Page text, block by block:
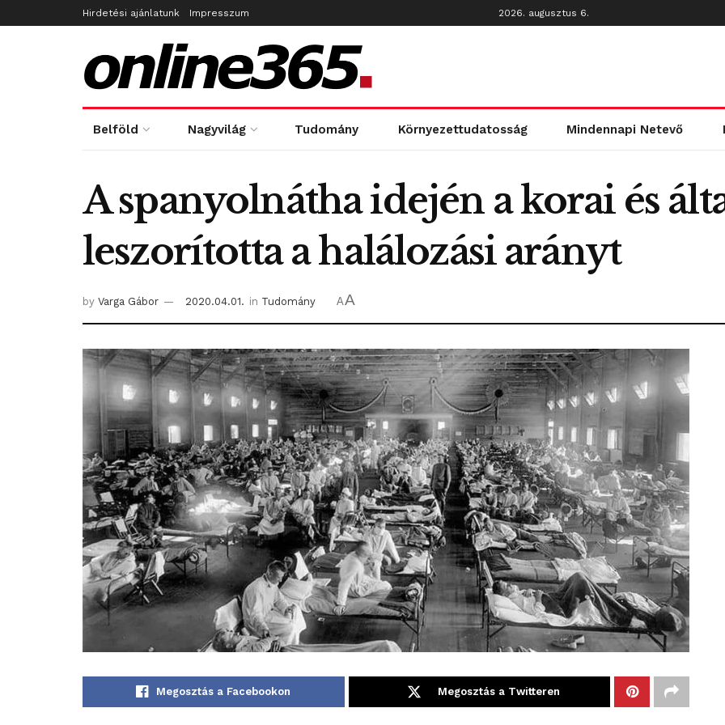
Hirdetési ajánlatunk Impresszum 2026. augusztus 6.
Belföld Nagyvilág Tudomány Környezettudatosság Mindennapi Netevő
A spanyolnátha idején a korai és
leszorította a halálozási arányt
by Varga Gábor 2020.04.01. in Tudomány AA
Megosztás a Facebookon Megosztás a Twitteren